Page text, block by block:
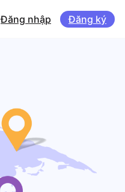
Đăng nhập Đăng ký